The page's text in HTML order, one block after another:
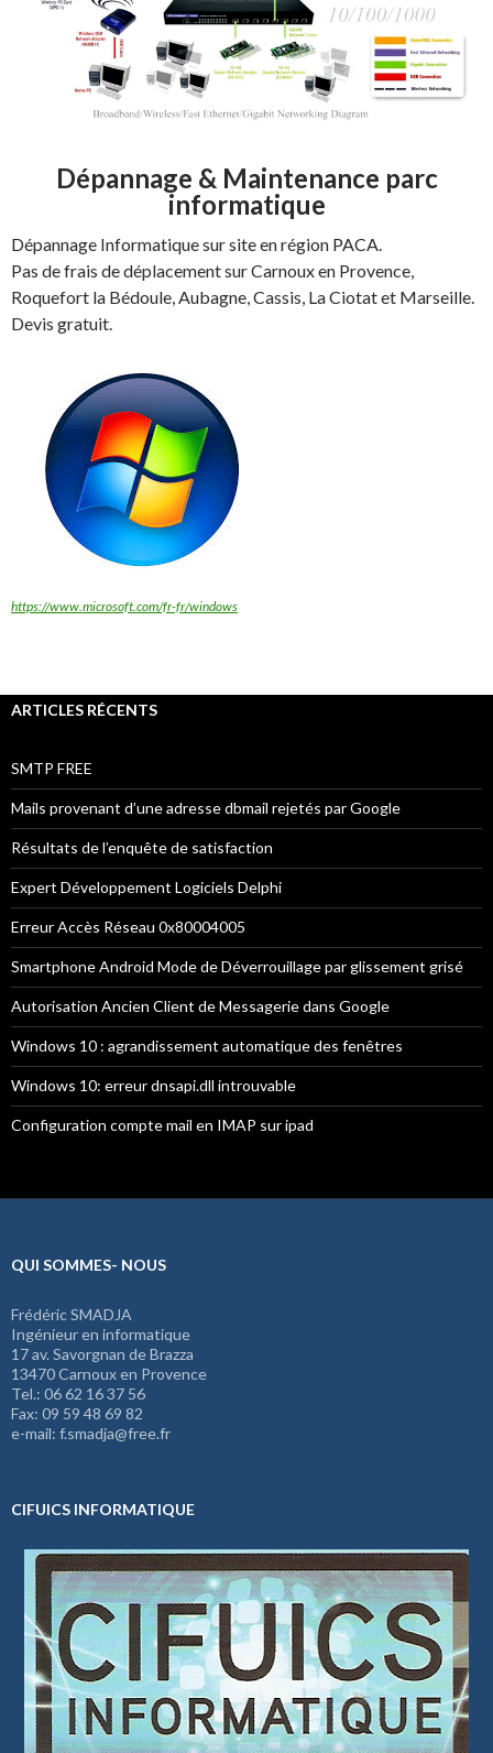
Dépannage & Maintenance parc
informatique
Dépannage Informatique sur site en région PACA.
Pas de frais de déplacement sur Carnoux en Provence,
Roquefort la Bédoule, Aubagne, Cassis, La Ciotat et Marseille.
Devis gratuit.
https://www.microsoft.com/fr-fr/windows
ARTICLES RÉCENTS
SMTP FREE
Mails provenant d’une adresse dbmail rejetés par Google
Résultats de l’enquête de satisfaction
Expert Développement Logiciels Delphi
Erreur Accès Réseau 0x80004005
Smartphone Android Mode de Déverrouillage par glissement grisé
Autorisation Ancien Client de Messagerie dans Google
Windows 10 : agrandissement automatique des fenêtres
Windows 10: erreur dnsapi.dll introuvable
Configuration compte mail en IMAP sur ipad
QUI SOMMES- NOUS
Frédéric SMADJA
Ingénieur en informatique
17 av. Savorgnan de Brazza
13470 Carnoux en Provence
Tel.: 06 62 16 37 56
Fax: 09 59 48 69 82
e-mail: f.smadja@free.fr
CIFUICS INFORMATIQUE